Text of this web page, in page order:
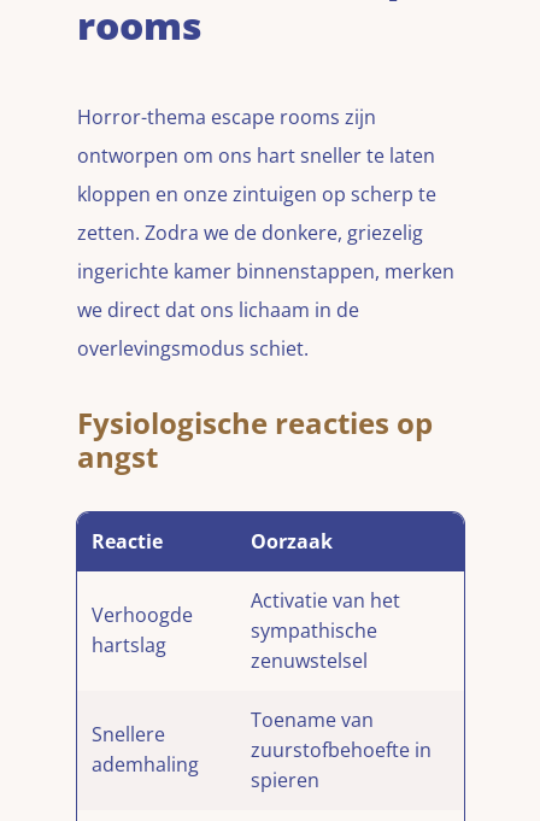
rooms
Horror-thema escape rooms zijn
ontworpen om ons hart sneller te laten
kloppen en onze zintuigen op scherp te
zetten. Zodra we de donkere, griezelig
ingerichte kamer binnenstappen, merken
we direct dat ons lichaam in de
overlevingsmodus schiet.
Fysiologische reacties op
angst
Reactie Oorzaak
Verhoogde
hartslag
Activatie van het
sympathische
zenuwstelsel
Snellere
ademhaling
Toename van
zuurstofbehoefte in
spieren